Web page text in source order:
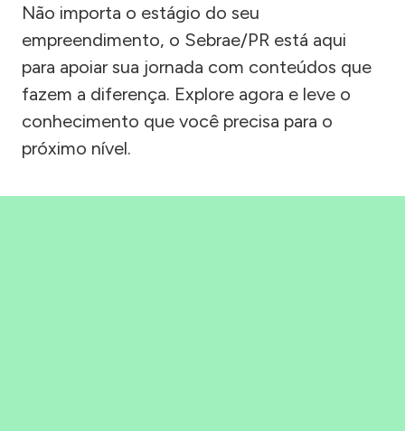
Não importa o estágio do seu
empreendimento, o Sebrae/PR está aqui
para apoiar sua jornada com conteúdos que
fazem a diferença. Explore agora e leve o
conhecimento que você precisa para o
próximo nível.